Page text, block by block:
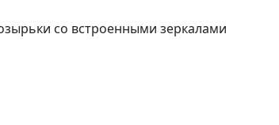
со встроенными зеркалами